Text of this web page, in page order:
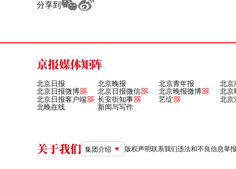
分享到
京报媒体矩阵
北京日报 北京晚报 北京青年报 北京
北京日报微博 北京日报微信 北京晚报微博
北京
北京日报客户端
长安街知事 艺绽 北京
北晚在线 新闻与写作
关于我们 集团介绍 版权声明联系我们违法和不良信息举